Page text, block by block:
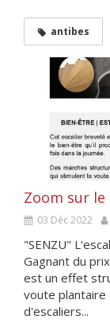
antibes
Zoom sur le
03 Déc 2022
"SENZU"
Gagnant du
est un effet
voute
d'escaliers...